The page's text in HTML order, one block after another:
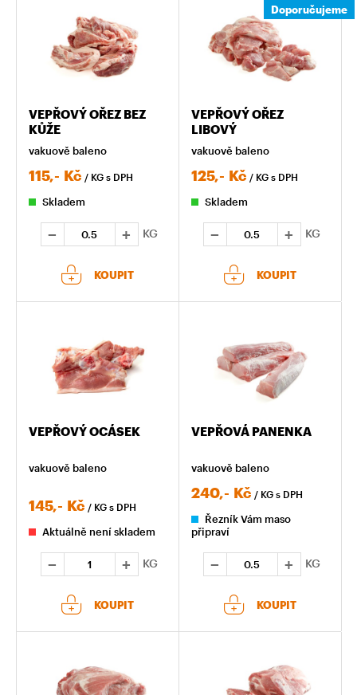
VEPŘOVÝ OŘEZ BEZ
KŮŽE
vakuově baleno
115,- Kč / KG s DPH
Skladem
KG
KOUPIT
Doporučujeme
VEPŘOVÝ OŘEZ
LIBOVÝ
vakuově baleno
125,- Kč / KG s DPH
Skladem
KG
KOUPIT
VEPŘOVÝ OCÁSEK
vakuově baleno
145,- Kč / KG s DPH
Aktuálně není skladem
KG
KOUPIT
VEPŘOVÁ PANENKA
vakuově baleno
240,- Kč / KG s DPH
Řezník Vám maso
připraví
KG
KOUPIT